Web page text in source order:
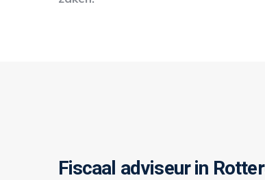
Fiscaal adviseur in